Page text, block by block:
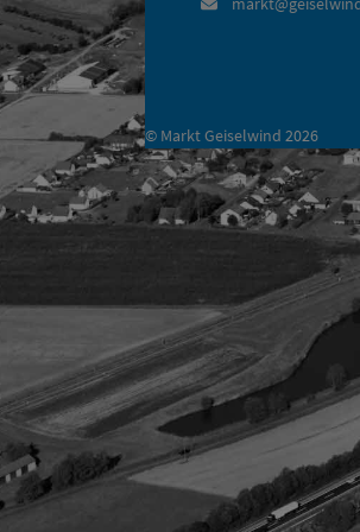
© Markt Geiselwind 2026